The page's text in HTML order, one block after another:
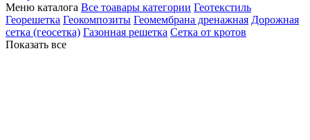
Меню каталога Все тоавары категории Геотекстиль
Георешетка Геокомпозиты Геомембрана дренажная Дорожная
сетка (геосетка) Газонная решетка Сетка от кротов
Показать все